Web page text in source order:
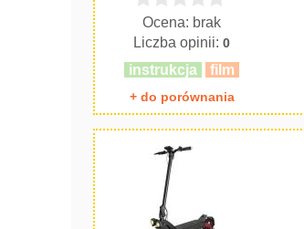
Ocena: brak
Liczba opinii:0
instrukcja film
+ do porównania